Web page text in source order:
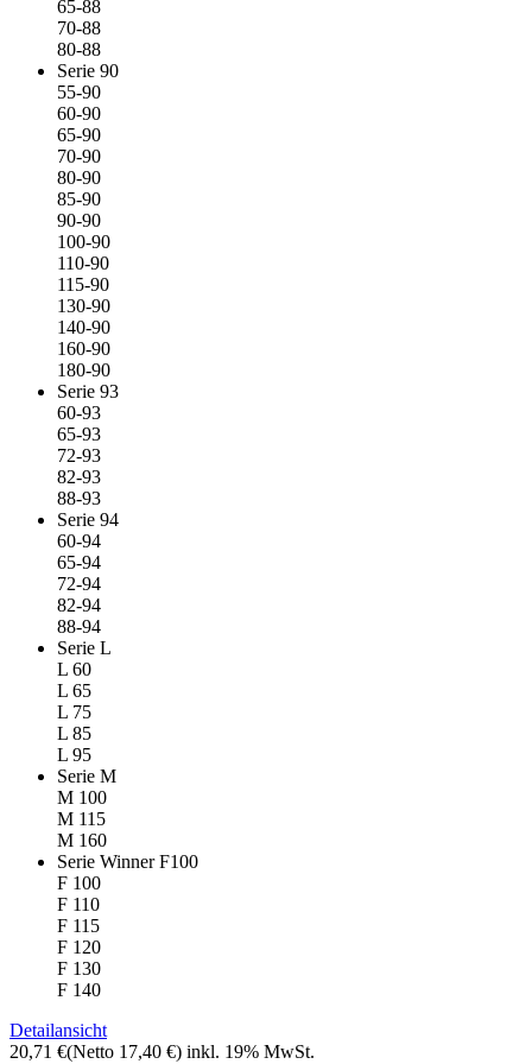
65-88
70-88
80-88
Serie 90
55-90
60-90
65-90
70-90
80-90
85-90
90-90
100-90
110-90
115-90
130-90
140-90
160-90
180-90
Serie 93
60-93
65-93
72-93
82-93
88-93
Serie 94
60-94
65-94
72-94
82-94
88-94
Serie L
L 60
L 65
L 75
L 85
L 95
Serie M
M 100
M 115
M 160
Serie Winner F100
F 100
F 110
F 115
F 120
F 130
F 140
Detailansicht
20,71 €(Netto 17,40 €) inkl. 19% MwSt.